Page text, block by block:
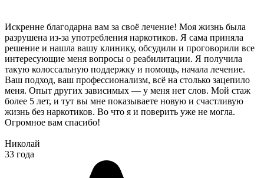
Искренне благодарна вам за своё лечение! Моя жизнь была
разрушена из-за употребления наркотиков. Я сама приняла
решение и нашла вашу клинику, обсудили и проговорили все
интересующие меня вопросы о реабилитации. Я получила
такую колоссальную поддержку и помощь, начала лечение.
Ваш подход, ваш профессионализм, всё на столько зацепило
меня. Опыт других зависимых — у меня нет слов. Мой стаж
более 5 лет, и тут вы мне показываете новую и счастливую
жизнь без наркотиков. Во что я и поверить уже не могла.
Огромное вам спасибо!
Николай
33 года